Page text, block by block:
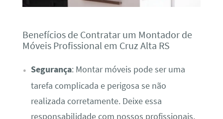
Benefícios de Contratar um Montador de
Móveis Profissional em Cruz Alta RS
Segurança: Montar móveis pode ser uma
tarefa complicada e perigosa se não
realizada corretamente. Deixe essa
responsabilidade com nossos profissionais,